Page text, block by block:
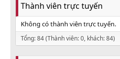
Thành viên trực tuyến
Không có thành viên trực tuyến.
Tổng: 84 (Thành viên: 0, khách: 84)